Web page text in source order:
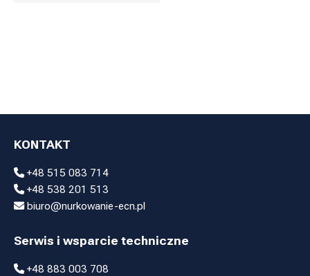
KONTAKT
+48 515 083 714
+48 538 201 513
biuro@nurkowanie-ecn.pl
Serwis i wsparcie techniczne
+48 883 003 708